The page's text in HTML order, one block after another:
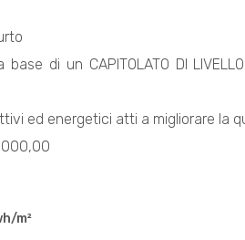
di un CAPITOLATO DI
ed energetici atti a migliorare la
m²